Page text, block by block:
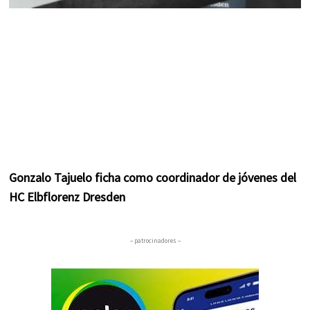
Gonzalo Tajuelo ficha como coordinador de jóvenes del
HC Elbflorenz Dresden
– patrocinadores –